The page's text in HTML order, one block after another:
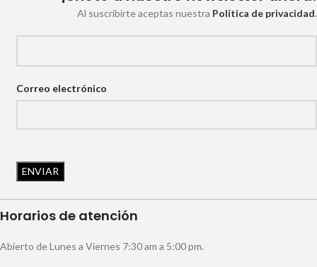
Al suscribirte aceptas nuestra Política de privacidad.
Correo electrónico
Horarios de atención
Abierto de Lunes a Viernes 7:30 am a 5:00 pm.